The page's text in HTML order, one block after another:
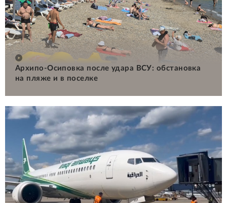
Архипо-Осиповка после удара ВСУ: обстановка
на пляже и в поселке